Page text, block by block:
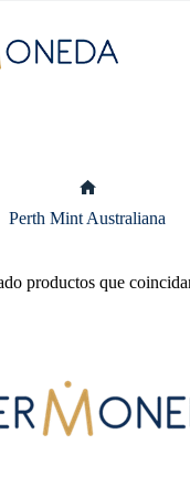
Perth Mint Australiana
productos que